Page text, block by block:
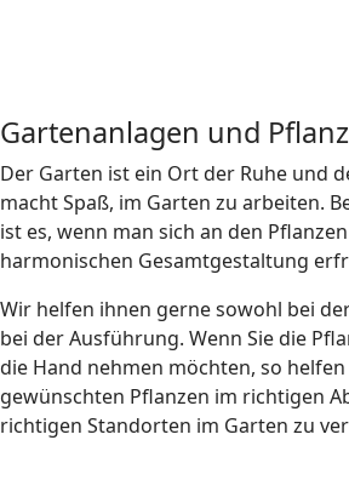
Gartenanlagen und
Der Garten ist ein Ort der Ruhe und
macht Spaß, im Garten zu arbeiten.
ist es, wenn man sich an den
harmonischen Gesamtgestaltung
Wir helfen ihnen gerne sowohl bei
bei der Ausführung. Wenn Sie die
die Hand nehmen möchten, so
gewünschten Pflanzen im richtigen
richtigen Standorten im Garten zu